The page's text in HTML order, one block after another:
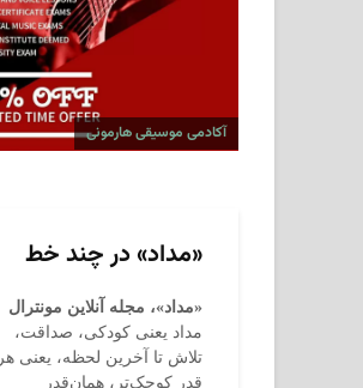
آکادمی موسیقی هارمونی
«مداد» در چند خط
«مداد»، مجله آنلاین مونترال
مداد یعنی کودکی، صداقت،
تلاش تا آخرین لحظه، یعنی هر
قدر کوچک‌تر، همان‌قدر